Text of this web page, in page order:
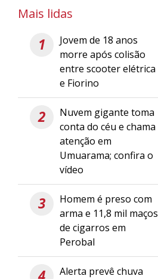
Mais lidas
1
Jovem de 18 anos
morre após colisão
entre scooter elétrica
e Fiorino
2
Nuvem gigante toma
conta do céu e chama
atenção em
Umuarama; confira o
vídeo
3
Homem é preso com
arma e 11,8 mil maços
de cigarros em
Perobal
Alerta prevê chuva